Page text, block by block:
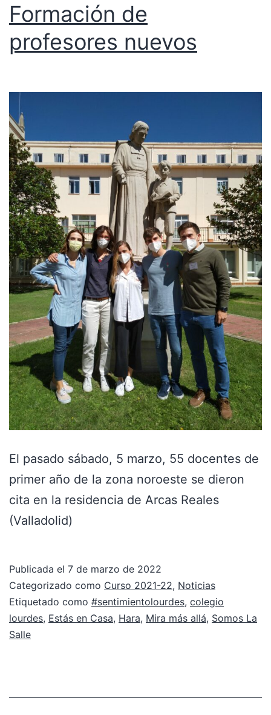
Formación de
profesores nuevos
El pasado sábado, 5 marzo, 55 docentes de
primer año de la zona noroeste se dieron
cita en la residencia de Arcas Reales
(Valladolid)
Publicada el 7 de marzo de 2022
Categorizado como Curso 2021-22, Noticias
Etiquetado como #sentimientolourdes, colegio
lourdes, Estás en Casa, Hara, Mira más allá, Somos La
Salle